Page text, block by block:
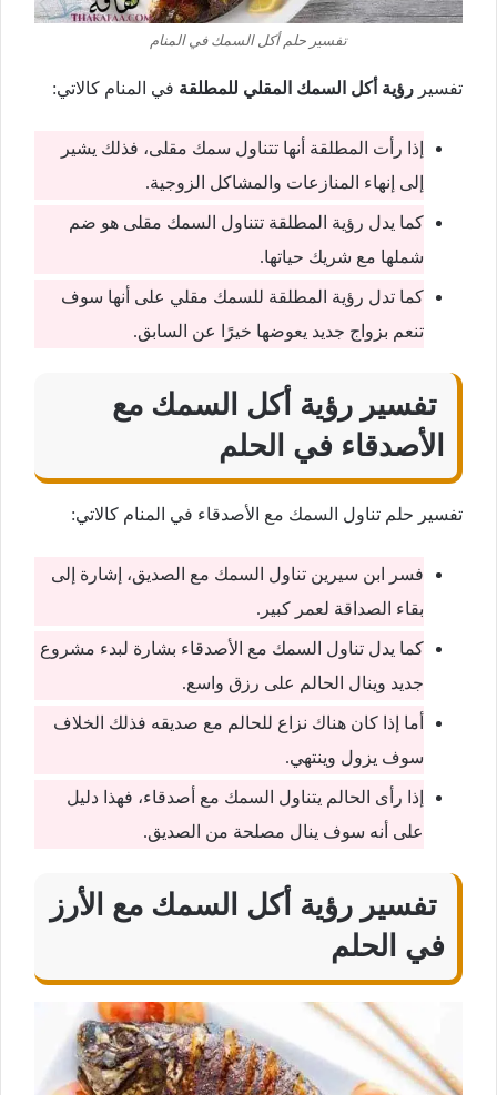
تفسير حلم أكل السمك في المنام
تفسير رؤية أكل السمك المقلي للمطلقة في المنام كالاتي:
إذا رأت المطلقة أنها تتناول سمك مقلى، فذلك يشير
إلى إنهاء المنازعات والمشاكل الزوجية.
كما يدل رؤية المطلقة تتناول السمك مقلى هو ضم
شملها مع شريك حياتها.
كما تدل رؤية المطلقة للسمك مقلي على أنها سوف
تنعم بزواج جديد يعوضها خيرًا عن السابق.
تفسير رؤية أكل السمك مع
الأصدقاء في الحلم
تفسير حلم تناول السمك مع الأصدقاء في المنام كالاتي:
فسر ابن سيرين تناول السمك مع الصديق، إشارة إلى
بقاء الصداقة لعمر كبير.
كما يدل تناول السمك مع الأصدقاء بشارة لبدء مشروع
جديد وينال الحالم على رزق واسع.
أما إذا كان هناك نزاع للحالم مع صديقه فذلك الخلاف
سوف يزول وينتهي.
إذا رأى الحالم يتناول السمك مع أصدقاء، فهذا دليل
على أنه سوف ينال مصلحة من الصديق.
تفسير رؤية أكل السمك مع الأرز
في الحلم